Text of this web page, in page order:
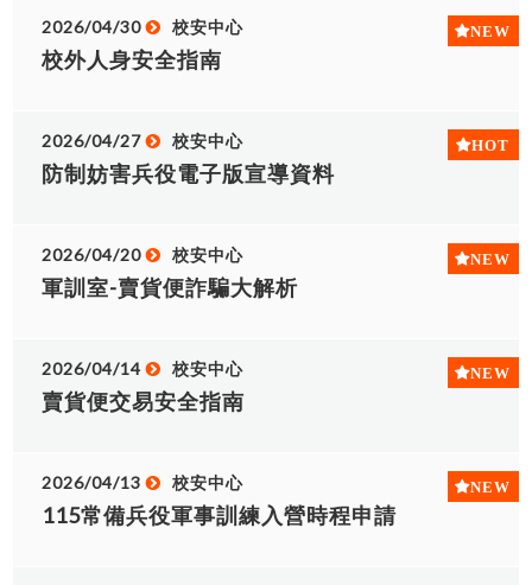
2026/04/30 校安中心
校外人身安全指南
2026/04/27 校安中心
防制妨害兵役電子版宣導資料
2026/04/20 校安中心
軍訓室-賣貨便詐騙大解析
2026/04/14 校安中心
賣貨便交易安全指南
2026/04/13 校安中心
115常備兵役軍事訓練入營時程申請